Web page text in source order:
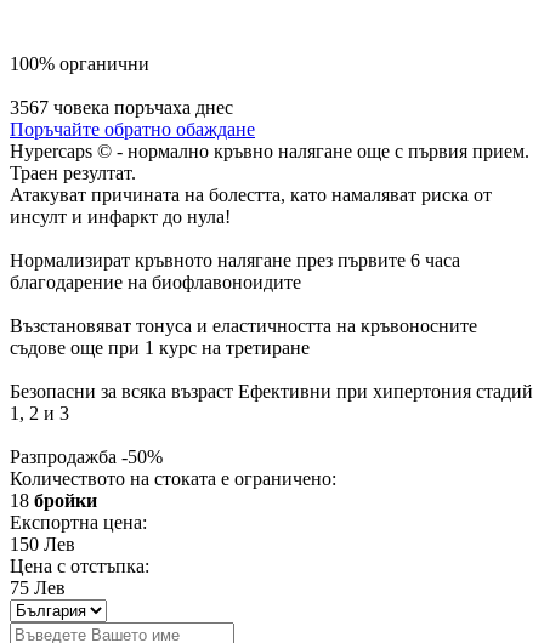
100% органични
3567 човека поръчаха днес
Поръчайте обратно обаждане
Hypercaps © - нормално кръвно налягане още с първия прием.
Траен резултат.
Атакуват причината на болестта, като намаляват риска от
инсулт и инфаркт до нула!
Нормализират кръвното налягане през първите 6 часа
благодарение на биофлавоноидите
Възстановяват тонуса и еластичността на кръвоносните
съдове още при 1 курс на третиране
Безопасни за всяка възраст Ефективни при хипертония стадий
1, 2 и 3
Разпродажба -50%
Количеството на стоката е ограничено:
18 бройки
Експортна цена:
150 Лев
Цена с отстъпка:
75 Лев